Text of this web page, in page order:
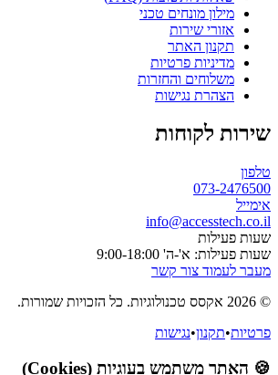
מילון מונחים טכני
אזורי שירות
תקנון האתר
מדיניות פרטיות
משלוחים והחזרות
הצהרת נגישות
שירות לקוחות
טלפון
073-2476500
אימייל
info@accesstech.co.il
שעות פעילות
שעות פעילות: א'-ה' 9:00-18:00
מעבר לעמוד צור קשר
© 2026 אקסס טכנולוגיות. כל הזכויות שמורות.
פרטיות•תקנון•נגישות
🍪 האתר משתמש בעוגיות (Cookies)